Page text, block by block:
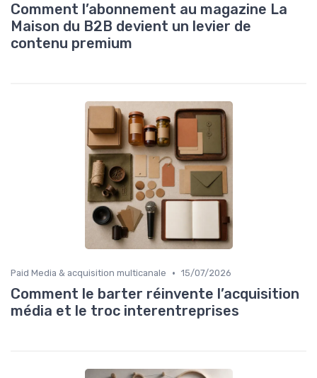
Comment l’abonnement au magazine La
Maison du B2B devient un levier de
contenu premium
Paid Media & acquisition multicanale • 15/07/2026
Comment le barter réinvente l’acquisition
média et le troc interentreprises